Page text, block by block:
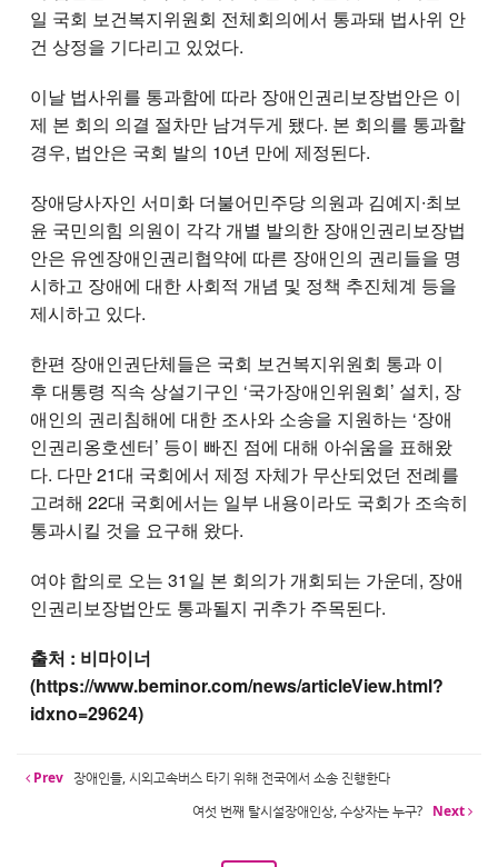
일 국회 보건복지위원회 전체회의에서 통과돼 법사위 안
건 상정을 기다리고 있었다.
이날 법사위를 통과함에 따라 장애인권리보장법안은 이
제 본 회의 의결 절차만 남겨두게 됐다. 본 회의를 통과할
경우, 법안은 국회 발의 10년 만에 제정된다.
장애당사자인 서미화 더불어민주당 의원과 김예지∙최보
윤 국민의힘 의원이 각각 개별 발의한 장애인권리보장법
안은 유엔장애인권리협약에 따른 장애인의 권리들을 명
시하고 장애에 대한 사회적 개념 및 정책 추진체계 등을
제시하고 있다.
한편 장애인권단체들은 국회 보건복지위원회 통과 이
후 대통령 직속 상설기구인 ‘국가장애인위원회’ 설치, 장
애인의 권리침해에 대한 조사와 소송을 지원하는 ‘장애
인권리옹호센터’ 등이 빠진 점에 대해 아쉬움을 표해왔
다. 다만 21대 국회에서 제정 자체가 무산되었던 전례를
고려해 22대 국회에서는 일부 내용이라도 국회가 조속히
통과시킬 것을 요구해 왔다.
여야 합의로 오는 31일 본 회의가 개회되는 가운데, 장애
인권리보장법안도 통과될지 귀추가 주목된다.
출처 : 비마이너
(https://www.beminor.com/news/articleView.html?
idxno=29624)
Prev 장애인들, 시외고속버스 타기 위해 전국에서 소송 진행한다
여섯 번째 탈시설장애인상, 수상자는 누구? Next